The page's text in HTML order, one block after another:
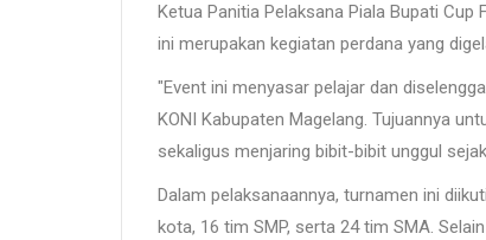
Ketua Panitia Pelaksana Piala Bupati
ini merupakan kegiatan perdana yang
"Event ini menyasar pelajar dan
KONI Kabupaten Magelang. Tujuannya
sekaligus menjaring bibit-bibit unggul
Dalam pelaksanaannya, turnamen ini
kota, 16 tim SMP, serta 24 tim SMA.